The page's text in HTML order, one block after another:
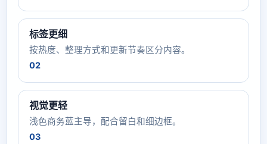
标签更细
按热度、整理方式和更新节奏区分内容。
02
视觉更轻
浅色商务蓝主导，配合留白和细边框。
03